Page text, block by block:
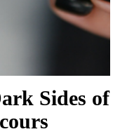
Sides of